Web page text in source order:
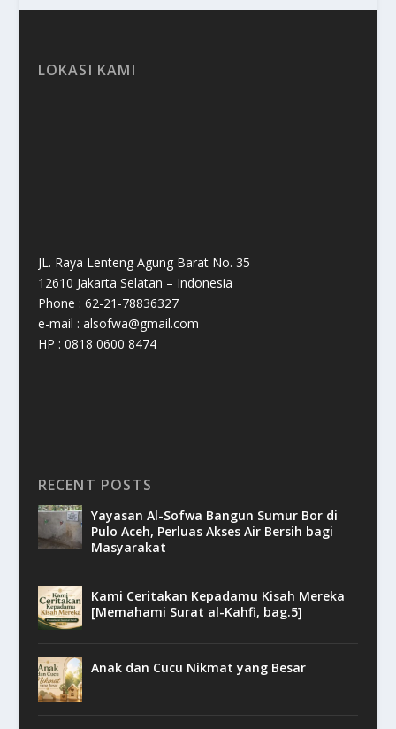
LOKASI KAMI
JL. Raya Lenteng Agung Barat No. 35
12610 Jakarta Selatan – Indonesia
Phone : 62-21-78836327
e-mail : alsofwa@gmail.com
HP : 0818 0600 8474
RECENT POSTS
Yayasan Al-Sofwa Bangun Sumur Bor di
Pulo Aceh, Perluas Akses Air Bersih bagi
Masyarakat
Kami Ceritakan Kepadamu Kisah Mereka
[Memahami Surat al-Kahfi, bag.5]
Anak dan Cucu Nikmat yang Besar